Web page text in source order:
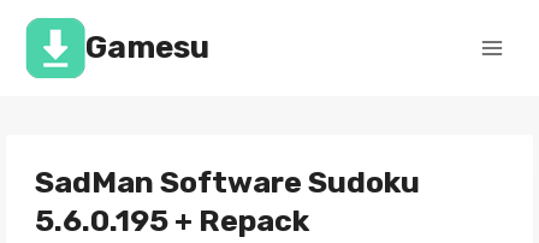
Перейти
содержимомуGamesu
SadMan Software Sudoku
5.6.0.195 + Repack